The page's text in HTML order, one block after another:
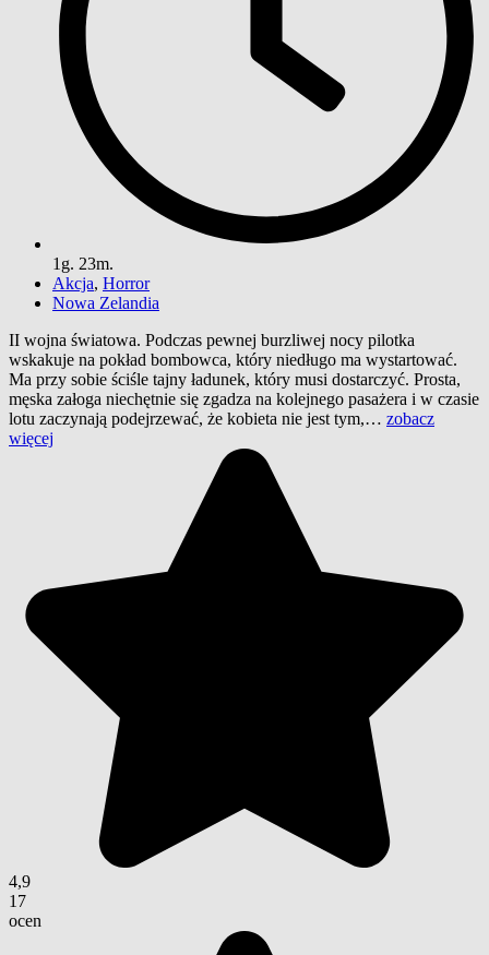
1g. 23m.
Akcja, Horror
Nowa Zelandia
II wojna światowa. Podczas pewnej burzliwej nocy pilotka
wskakuje na pokład bombowca, który niedługo ma wystartować.
Ma przy sobie ściśle tajny ładunek, który musi dostarczyć. Prosta,
męska załoga niechętnie się zgadza na kolejnego pasażera i w czasie
lotu zaczynają podejrzewać, że kobieta nie jest tym,… zobacz
więcej
4,9
17
ocen